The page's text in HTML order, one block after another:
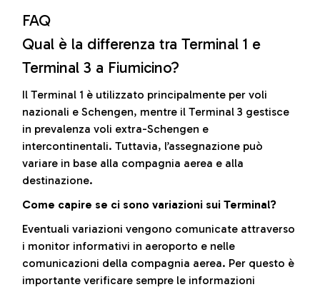
FAQ
Qual è la differenza tra Terminal 1 e
Terminal 3 a Fiumicino?
Il Terminal 1 è utilizzato principalmente per voli
nazionali e Schengen, mentre il Terminal 3 gestisce
in prevalenza voli extra-Schengen e
intercontinentali. Tuttavia, l’assegnazione può
variare in base alla compagnia aerea e alla
destinazione.
Come capire se ci sono variazioni sui Terminal?
Eventuali variazioni vengono comunicate attraverso
i monitor informativi in aeroporto e nelle
comunicazioni della compagnia aerea. Per questo è
importante verificare sempre le informazioni